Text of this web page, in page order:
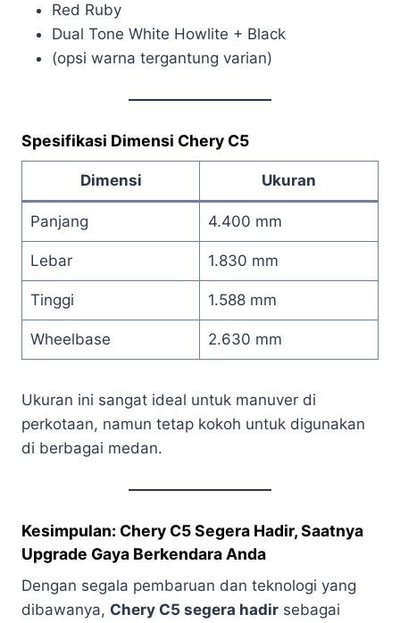
Red Ruby
Dual Tone White Howlite + Black
(opsi warna tergantung varian)
Spesifikasi Dimensi Chery C5
Dimensi Ukuran
Panjang 4.400 mm
Lebar 1.830 mm
Tinggi 1.588 mm
Wheelbase 2.630 mm
Ukuran ini sangat ideal untuk manuver di
perkotaan, namun tetap kokoh untuk digunakan
di berbagai medan.
Kesimpulan: Chery C5 Segera Hadir, Saatnya
Upgrade Gaya Berkendara Anda
Dengan segala pembaruan dan teknologi yang
dibawanya, Chery C5 segera hadir sebagai